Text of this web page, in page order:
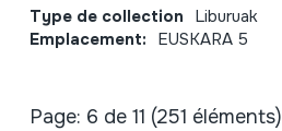
Type de collection Liburuak
Emplacement: EUSKARA 5
Page: 6 de 11 (251 éléments)